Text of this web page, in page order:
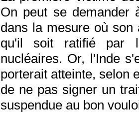
On peut se demander
dans la mesure où
qu'il soit ratifié par
nucléaires. Or, l'Inde
porterait atteinte, selon
de ne pas signer un
suspendue au bon